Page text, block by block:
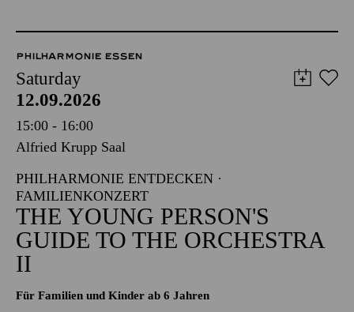
PHILHARMONIE ESSEN
Saturday
12.09.2026
15:00 - 16:00
Alfried Krupp Saal
PHILHARMONIE ENTDECKEN ·
FAMILIENKONZERT
THE YOUNG PERSON'S
GUIDE TO THE ORCHESTRA
II
Für Familien und Kinder ab 6 Jahren